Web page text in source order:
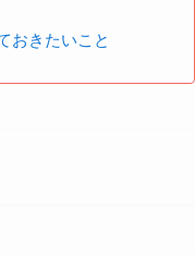
おきたいこと